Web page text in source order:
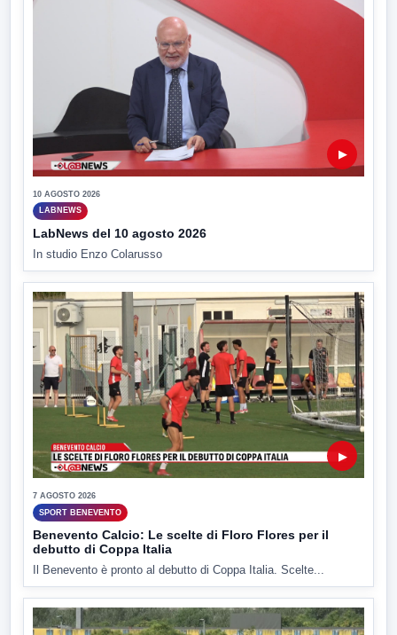
▶
10 AGOSTO 2026
LABNEWS
LabNews del 10 agosto 2026
In studio Enzo Colarusso
▶
7 AGOSTO 2026
SPORT BENEVENTO
Benevento Calcio: Le scelte di Floro Flores per il
debutto di Coppa Italia
Il Benevento è pronto al debutto di Coppa Italia. Scelte...